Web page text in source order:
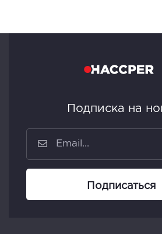
Подписка на
Подписаться